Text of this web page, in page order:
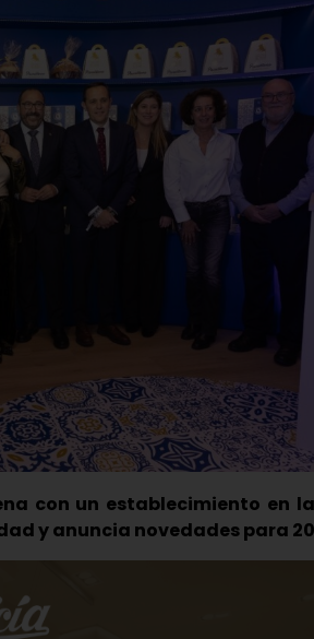
con un establecimiento en
y anuncia novedades para